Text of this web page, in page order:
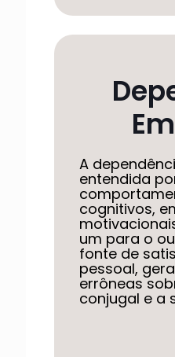
A
entendida
cognitivos,
um para o
fonte de
pessoal,
errôneas
conjugal e a